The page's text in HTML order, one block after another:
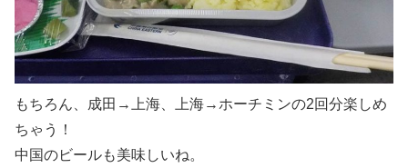
もちろん、成田→上海、上海→ホーチミンの2回分楽しめ
ちゃう！
中国のビールも美味しいね。